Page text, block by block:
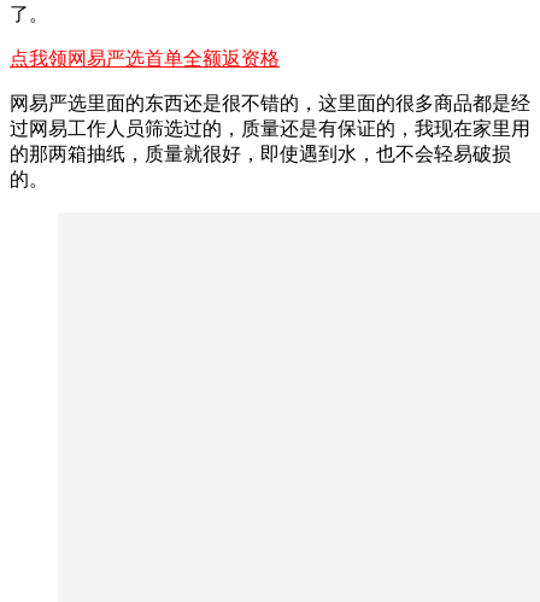
了。
点我领网易严选首单全额返资格
网易严选里面的东西还是很不错的，这里面的很多商品都是经
过网易工作人员筛选过的，质量还是有保证的，我现在家里用
的那两箱抽纸，质量就很好，即使遇到水，也不会轻易破损
的。